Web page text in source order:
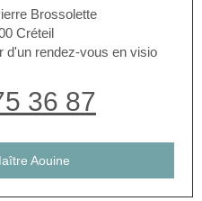
Brossolette
Créteil
d'un rendez-vous en visio
36 87
Aouine